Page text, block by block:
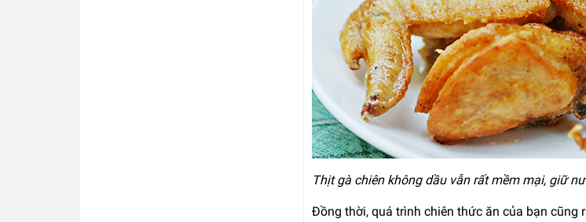
Thịt gà chiên không dầu vẫn rất mềm mại, giữ
Đồng thời, quá trình chiên thức ăn của bạn cũng